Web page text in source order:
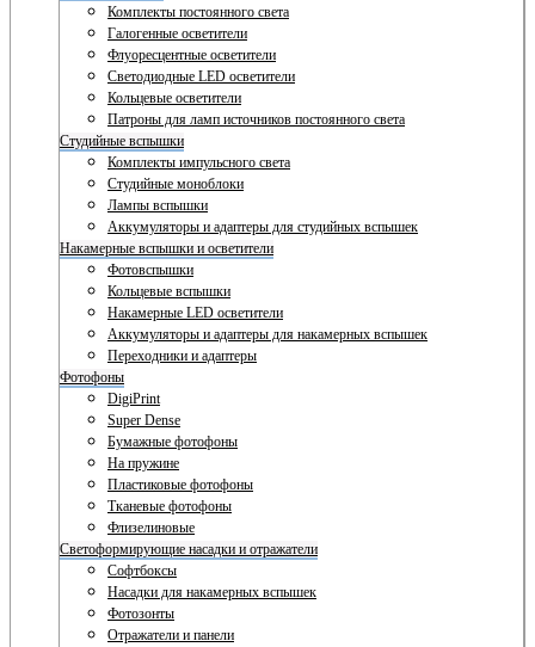
Комплекты постоянного света
Галогенные осветители
Флуоресцентные осветители
Светодиодные LED осветители
Кольцевые осветители
Патроны для ламп источников постоянного света
Студийные вспышки
Комплекты импульсного света
Студийные моноблоки
Лампы вспышки
Аккумуляторы и адаптеры для студийных вспышек
Накамерные вспышки и осветители
Фотовспышки
Кольцевые вспышки
Накамерные LED осветители
Аккумуляторы и адаптеры для накамерных вспышек
Переходники и адаптеры
Фотофоны
DigiPrint
Super Dense
Бумажные фотофоны
На пружине
Пластиковые фотофоны
Тканевые фотофоны
Флизелиновые
Светоформирующие насадки и отражатели
Софтбоксы
Насадки для накамерных вспышек
Фотозонты
Отражатели и панели